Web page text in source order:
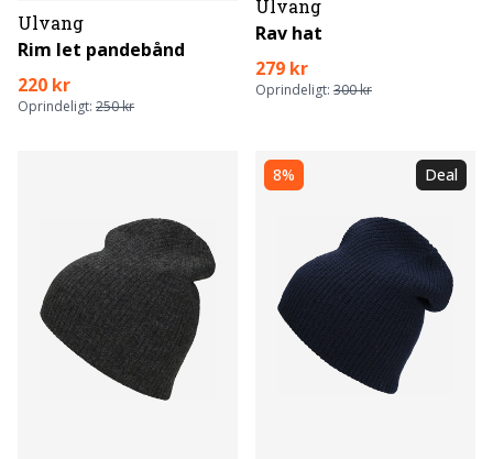
Ulvang
Rim let pandebånd
220 kr
Oprindeligt: 250 kr
Ulvang
Rav hat
279 kr
Oprindeligt: 300 kr
8% Deal